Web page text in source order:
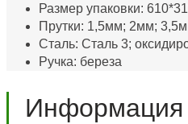
Размер упаковки:
Прутки: 1,5мм; 2мм;
Сталь: Сталь 3;
Ручка: береза
Информация